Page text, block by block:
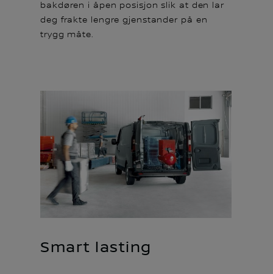
bakdøren i åpen posisjon slik at den lar
deg frakte lengre gjenstander på en
trygg måte.
Smart lasting